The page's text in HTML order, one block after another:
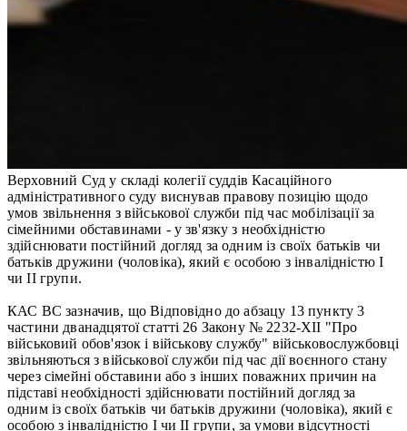
Верховний Суд у складі колегії суддів Касаційного
адміністративного суду виснував правову позицію щодо
умов звільнення з військової служби під час мобілізації за
сімейними обставинами - у зв'язку з необхідністю
здійснювати постійний догляд за одним із своїх батьків чи
батьків дружини (чоловіка), який є особою з інвалідністю I
чи II групи.
КАС ВС зазначив, що Відповідно до абзацу 13 пункту 3
частини дванадцятої статті 26 Закону № 2232-XII "Про
військовий обов'язок і військову службу" військовослужбовці
звільняються з військової служби під час дії воєнного стану
через сімейні обставини або з інших поважних причин на
підставі необхідності здійснювати постійний догляд за
одним із своїх батьків чи батьків дружини (чоловіка), який є
особою з інвалідністю I чи II групи, за умови відсутності